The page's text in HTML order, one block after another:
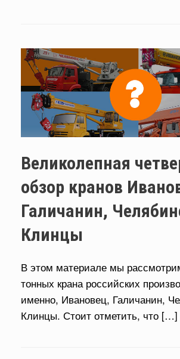
Великолепная
обзор кранов
Галичанин,
Клинцы
В этом материале мы
тонных крана российских
именно, Ивановец, Галичанин,
Клинцы. Стоит отметить, что […]